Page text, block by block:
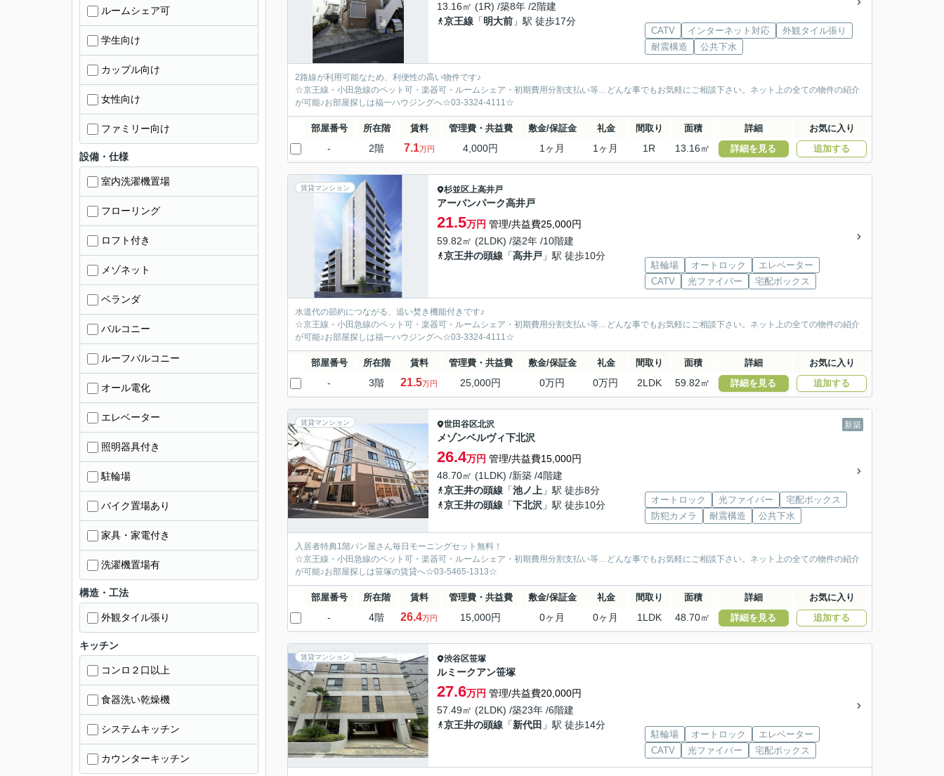
13.16㎡ (1R) /築8年 /2階建
京王線 「明大前 」駅 徒歩17分
CATV インターネット対応
外観タイル張り
耐震構造
公共下水
2路線が利用可能なため、利便性の高い物件です♪
☆京王線・小田急線のペット可・楽器可・ルームシェア・初期費用分割支払い等…どんな事でもお気軽にご相談下さい。ネット上の全ての物件の紹介
が可能♪お部屋探しは福一ハウジングへ☆03-3324-4111☆
部屋番号 所在階 賃料 管理費・共益費 敷金/保証金 礼金 間取り 面積 詳細 お気に入り
- 2階 7.1万円 4,000円 1ヶ月 1ヶ月 1R 13.16㎡ 詳細を見る 追加する
賃貸マンション 杉並区上高井戸
アーバンパーク高井戸
21.5万円 管理/共益費25,000円
59.82㎡ (2LDK) /築2年 /10階建
京王井の頭線 「高井戸 」駅 徒歩10分
駐輪場 オートロック
エレベーター
CATV
光ファイバー 宅配ボックス
水道代の節約につながる、追い焚き機能付きです♪
☆京王線・小田急線のペット可・楽器可・ルームシェア・初期費用分割支払い等…どんな事でもお気軽にご相談下さい。ネット上の全ての物件の紹介
が可能♪お部屋探しは福一ハウジングへ☆03-3324-4111☆
部屋番号 所在階 賃料 管理費・共益費 敷金/保証金 礼金 間取り 面積 詳細 お気に入り
- 3階 21.5万円 25,000円 0万円 0万円 2LDK 59.82㎡ 詳細を見る 追加する
賃貸マンション 新築
世田谷区北沢
メゾンベルヴィ下北沢
26.4万円 管理/共益費15,000円
48.70㎡ (1LDK) /新築 /4階建
京王井の頭線 「池ノ上 」駅 徒歩8分
京王井の頭線 「下北沢 」駅 徒歩10分 オートロック 光ファイバー
宅配ボックス
防犯カメラ
耐震構造 公共下水
入居者特典1階パン屋さん毎日モーニングセット無料！
☆京王線・小田急線のペット可・楽器可・ルームシェア・初期費用分割支払い等…どんな事でもお気軽にご相談下さい。ネット上の全ての物件の紹介
が可能♪お部屋探しは笹塚の賃貸へ☆03-5465-1313☆
部屋番号 所在階 賃料 管理費・共益費 敷金/保証金 礼金 間取り 面積 詳細 お気に入り
- 4階 26.4万円 15,000円 0ヶ月 0ヶ月 1LDK 48.70㎡ 詳細を見る 追加する
賃貸マンション 渋谷区笹塚
ルミークアン笹塚
27.6万円 管理/共益費20,000円
57.49㎡ (2LDK) /築23年 /6階建
京王井の頭線 「新代田 」駅 徒歩14分
駐輪場 オートロック
エレベーター
CATV
光ファイバー 宅配ボックス
ルームシェア可
学生向け
カップル向け
女性向け
ファミリー向け
設備・仕様
室内洗濯機置場
フローリング
ロフト付き
メゾネット
ベランダ
バルコニー
ルーフバルコニー
オール電化
エレベーター
照明器具付き
駐輪場
バイク置場あり
家具・家電付き
洗濯機置場有
構造・工法
外観タイル張り
キッチン
コンロ２口以上
食器洗い乾燥機
システムキッチン
カウンターキッチン